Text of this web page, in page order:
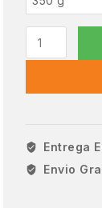
Entrega
Envio